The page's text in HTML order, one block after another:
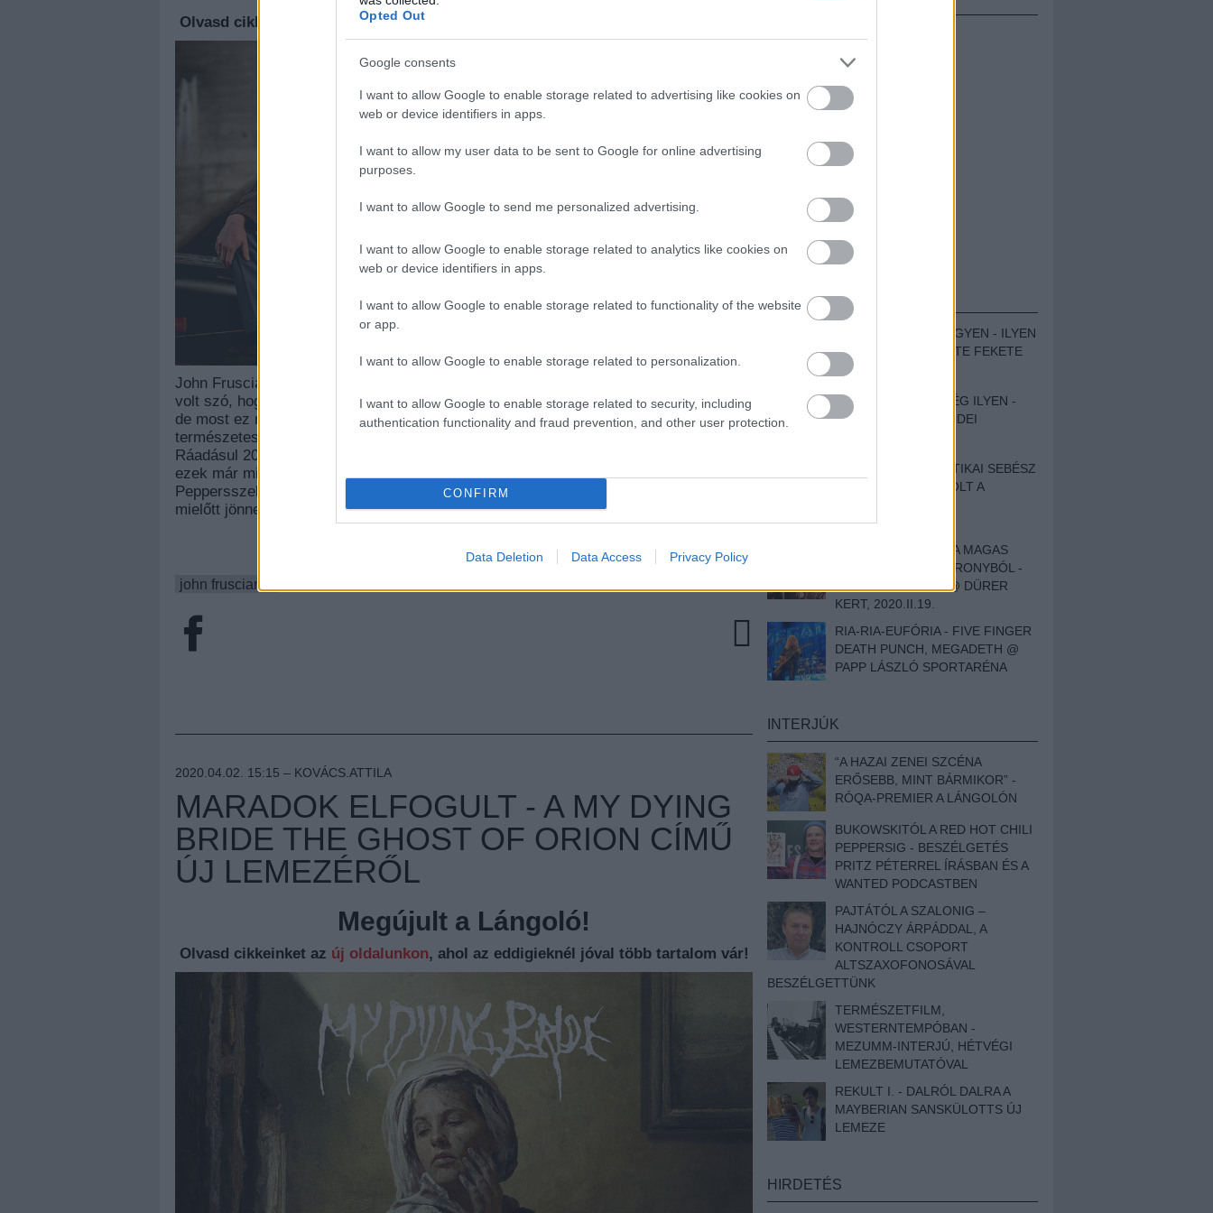
Opted Out
Google consents
I want to allow Google to enable storage related to advertising like cookies on
web or device identifiers in apps.
I want to allow my user data to be sent to Google for online advertising
purposes.
I want to allow Google to send me personalized advertising.
I want to allow Google to enable storage related to analytics like cookies on
web or device identifiers in apps.
I want to allow Google to enable storage related to functionality of the website
or app.
I want to allow Google to enable storage related to personalization.
I want to allow Google to enable storage related to security, including
authentication functionality and fraud prevention, and other user protection.
CONFIRM
Data Deletion Data Access Privacy Policy
Olvasd cikkeinket az új oldalunkon
John Frusciante tavaly ugye visszament a Red Hot Chili Peppersbe. Akkor arról nem
volt szó, hogy új szólóanyaggal jönne, meg amúgy sem adott ki már régóta semmit,
de most ez mégis megtörtént: a Trickfinger projektjével adott ki egy új,
természetesen tisztán elektronikus EP-t, ami meghallgatható akár itt alább is.
Ráadásul 2020-ban még jön több szólóanyag is tőle, a következő június 3-án. Elvileg
ezek már mind készen voltak, mielőtt újrakezdte volna a munkát a Red Hot Chili
Peppersszel, szóval nem azóta indult be így ennyire. Lehet csak kiszórja őket,
mielőtt jönne a nagy dobás a régi-új csapatával.
TOVÁBB
john frusciante
2020.04.02. 15:15 – KOVÁCS.ATTILA
MARADOK ELFOGULT - A MY DYING
BRIDE THE GHOST OF ORION CÍMŰ
ÚJ LEMEZÉRŐL
Megújult a Lángoló!
Olvasd cikkeinket az új oldalunkon, ahol az eddigieknél jóval több tartalom vár!
BESZÁMOLÓK
ZENÉS TÁBOR A HEGYEN - ILYEN
VOLT A VÍRUS SZÜLTE FEKETE
ZAJ FESZTIVÁL
SOHA NEM VOLT MÉG ILYEN -
BESZÁMOLÓNK AZ IDEI
EGY HALLÁSPLASZTIKAI SEBÉSZ
NAPLÓJA - ILYEN VOLT A
DOKUMENTUMFILM
MÉLY FÉRFIBÁNAT A MAGAS
ELEFÁNTCSONTTORONYBÓL -
LEPROUS, KLONE @ DÜRER
KERT, 2020.II.19.
RIA-RIA-EUFÓRIA - FIVE FINGER
DEATH PUNCH, MEGADETH @
PAPP LÁSZLÓ SPORTARÉNA
INTERJÚK
“A HAZAI ZENEI SZCÉNA
ERŐSEBB, MINT BÁRMIKOR” -
RÓQA-PREMIER A LÁNGOLÓN
BUKOWSKITÓL A RED HOT CHILI
PEPPERSIG - BESZÉLGETÉS
PRITZ PÉTERREL ÍRÁSBAN ÉS A
WANTED PODCASTBEN
PAJTÁTÓL A SZALONIG –
HAJNÓCZY ÁRPÁDDAL, A
KONTROLL CSOPORT
ALTSZAXOFONOSÁVAL
BESZÉLGETTÜNK
TERMÉSZETFILM,
WESTERNTEMPÓBAN -
MEZUMM-INTERJÚ, HÉTVÉGI
LEMEZBEMUTATÓVAL
REKULT I. - DALRÓL DALRA A
MAYBERIAN SANSKÜLOTTS ÚJ
LEMEZE
HIRDETÉS